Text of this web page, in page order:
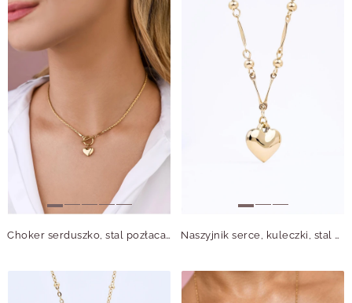
Choker serduszko, stal pozłacana S302081Z00 Naszyjnik serce, kuleczki, stal pozłacana S312286Z00